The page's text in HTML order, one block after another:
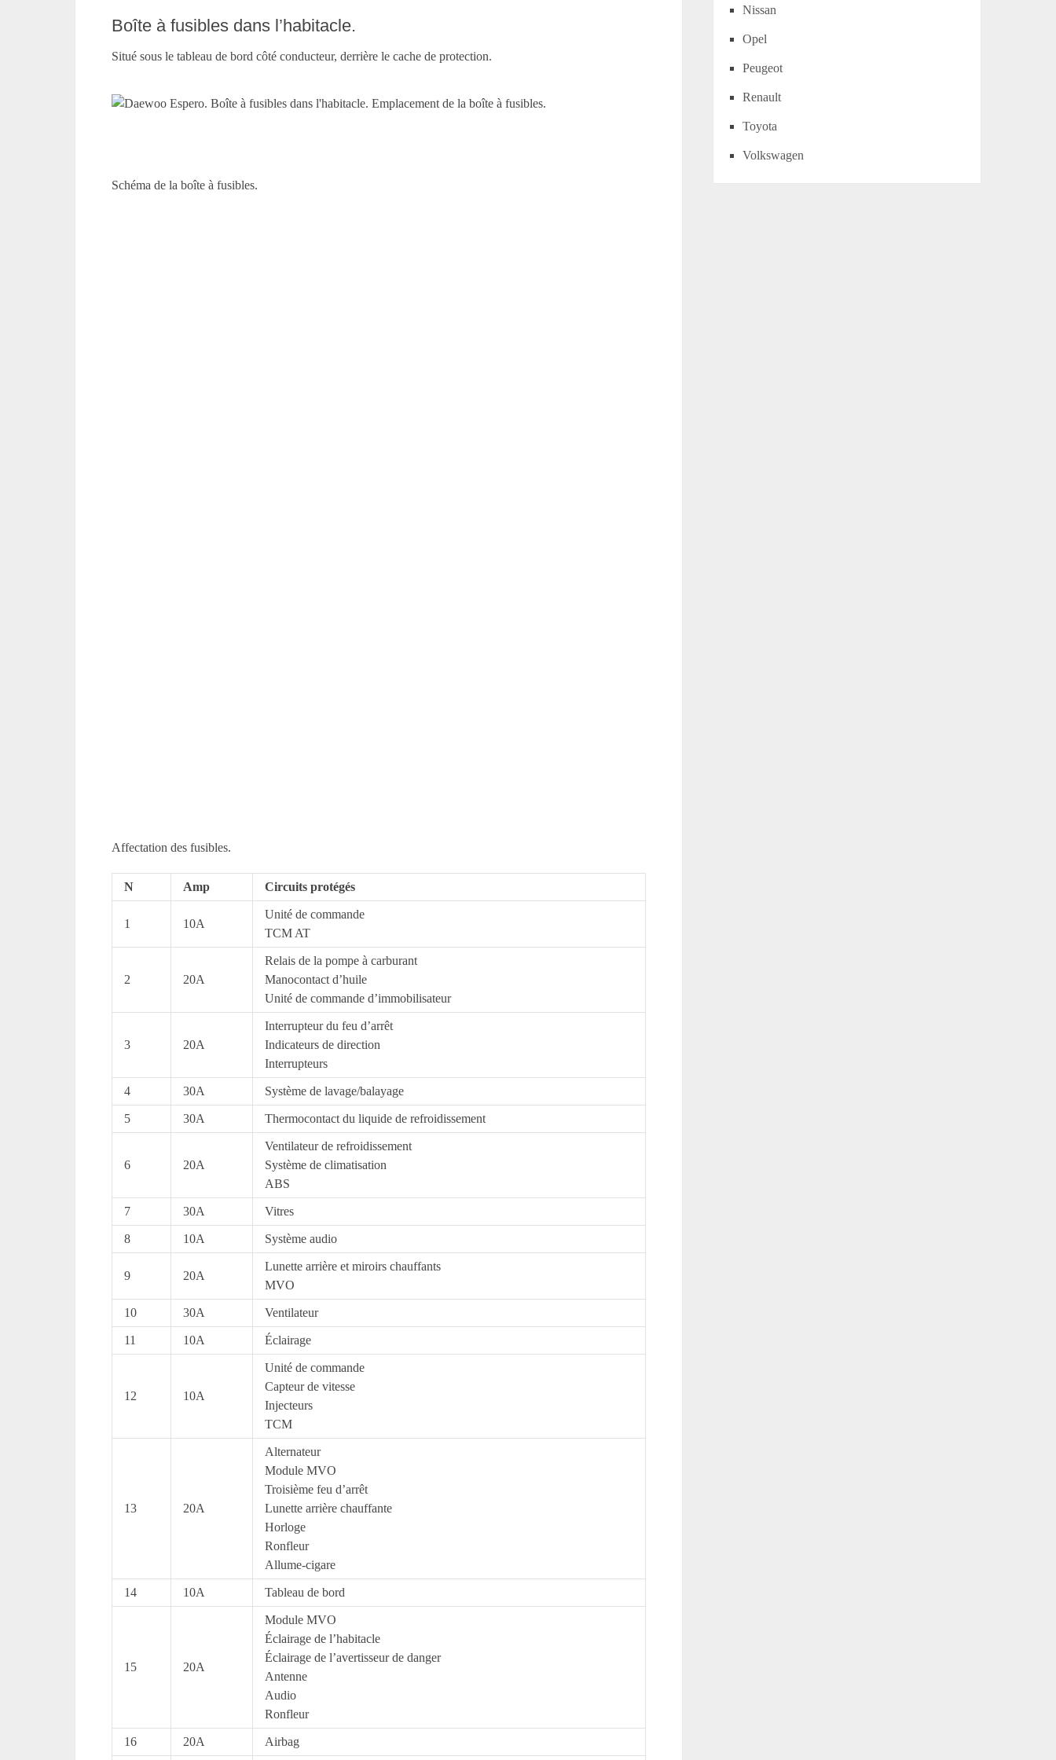
Boîte à fusibles dans l’habitacle.
Situé sous le tableau de bord côté conducteur, derrière le cache de protection.
Schéma de la boîte à fusibles.
Affectation des fusibles.
N Amp Circuits protégés
1 10A
Unité de commande
TCM AT
2 20A
Relais de la pompe à carburant
Manocontact d’huile
Unité de commande d’immobilisateur
3 20A
Interrupteur du feu d’arrêt
Indicateurs de direction
Interrupteurs
4 30A Système de lavage/balayage
5 30A Thermocontact du liquide de refroidissement
6 20A
Ventilateur de refroidissement
Système de climatisation
ABS
7 30A Vitres
8 10A Système audio
9 20A
Lunette arrière et miroirs chauffants
MVO
10 30A Ventilateur
11 10A Éclairage
12 10A
Unité de commande
Capteur de vitesse
Injecteurs
TCM
13 20A
Alternateur
Module MVO
Troisième feu d’arrêt
Lunette arrière chauffante
Horloge
Ronfleur
Allume-cigare
14 10A Tableau de bord
15 20A
Module MVO
Éclairage de l’habitacle
Éclairage de l’avertisseur de danger
Antenne
Audio
Ronfleur
16 20A Airbag
Nissan
Opel
Peugeot
Renault
Toyota
Volkswagen